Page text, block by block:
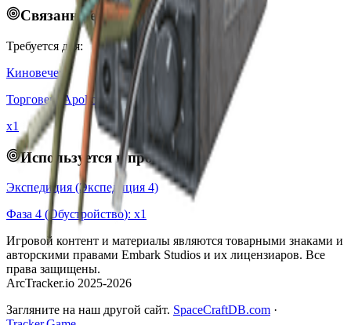
Связанные квесты
Требуется для:
Киновечер
Торговец:Apollo
x1
Используется в проектах
Экспедиция (Экспедиция 4)
Фаза 4 (Обустройство): x1
Игровой контент и материалы являются товарными знаками и
авторскими правами Embark Studios и их лицензиаров. Все
права защищены.
ArcTracker.io 2025-2026
Загляните на наш другой сайт. SpaceCraftDB.com ·